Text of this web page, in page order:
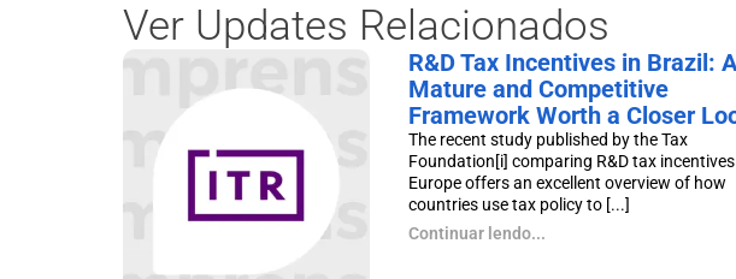
Ver Updates Relacionados
R&D Tax Incentives in Brazil:
Mature and Competitive
Framework Worth a Closer
The recent study published by the Tax
Foundation[i] comparing R&D tax
Europe offers an excellent overview of how
countries use tax policy to [...]
Continuar lendo...